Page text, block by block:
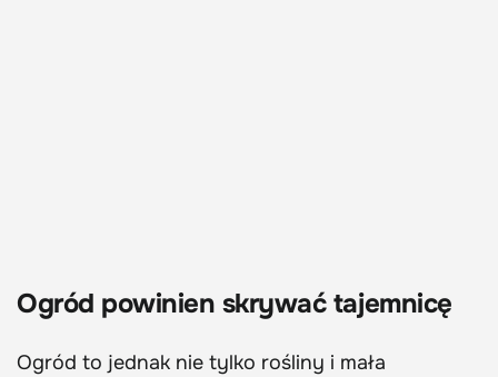
Ogród powinien skrywać tajemnicę
Ogród to jednak nie tylko rośliny i mała